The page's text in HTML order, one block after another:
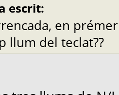
escrit:
en
llum del teclat??